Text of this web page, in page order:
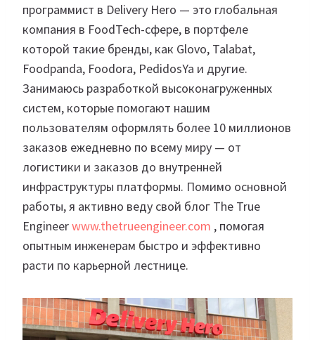
программист в Delivery Hero — это глобальная
компания в FoodTech-сфере, в портфеле
которой такие бренды, как Glovo, Talabat,
Foodpanda, Foodora, PedidosYa и другие.
Занимаюсь разработкой высоконагруженных
систем, которые помогают нашим
пользователям оформлять более 10 миллионов
заказов ежедневно по всему миру — от
логистики и заказов до внутренней
инфраструктуры платформы. Помимо основной
работы, я активно веду свой блог The True
Engineerwww.thetrueengineer.com , помогая
опытным инженерам быстро и эффективно
расти по карьерной лестнице.